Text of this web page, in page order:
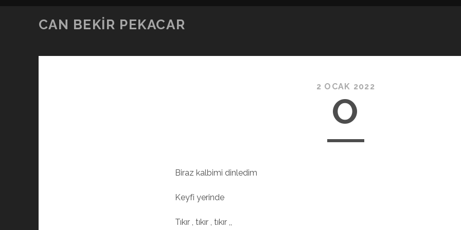
CAN BEKIR PEKACAR
2 OCAK 2022
O
Biraz kalbimi dinledim
Keyfi yerinde
Tıkır , tıkır , tıkır ,,